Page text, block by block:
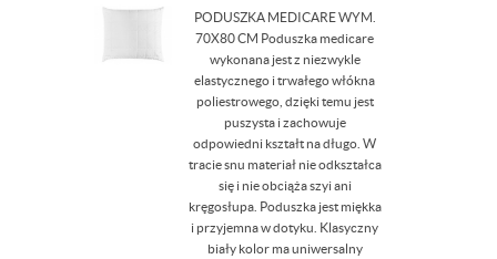
PODUSZKA MEDICARE WYM.
70X80 CM Poduszka medicare
wykonana jest z niezwykle
elastycznego i trwałego włókna
poliestrowego, dzięki temu jest
puszysta i zachowuje
odpowiedni kształt na długo. W
tracie snu materiał nie odkształca
się i nie obciąża szyi ani
kręgosłupa. Poduszka jest miękka
i przyjemna w dotyku. Klasyczny
biały kolor ma uniwersalny